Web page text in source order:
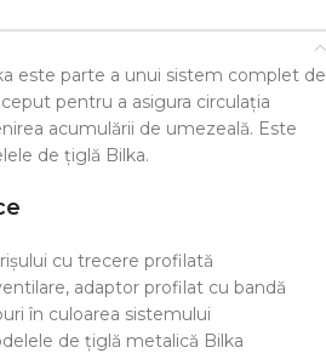
este parte a unui sistem complet de
pentru a asigura circulația
acumulării de umezeală. Este
de țiglă Bilka.
cu trecere profilată
adaptor profilat cu bandă
în culoarea sistemului
de țiglă metalică Bilka